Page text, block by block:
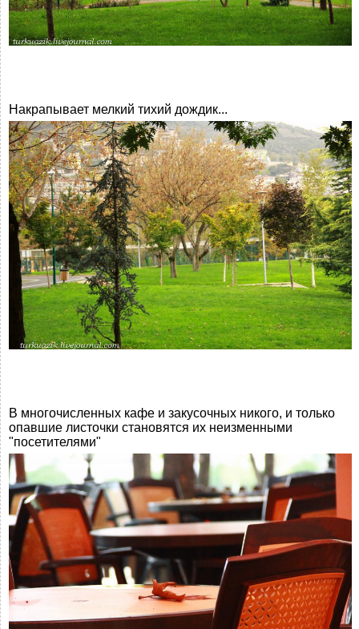
Накрапывает мелкий тихий дождик...
В многочисленных кафе и закусочных никого, и только
опавшие листочки становятся их неизменными
"посетителями"